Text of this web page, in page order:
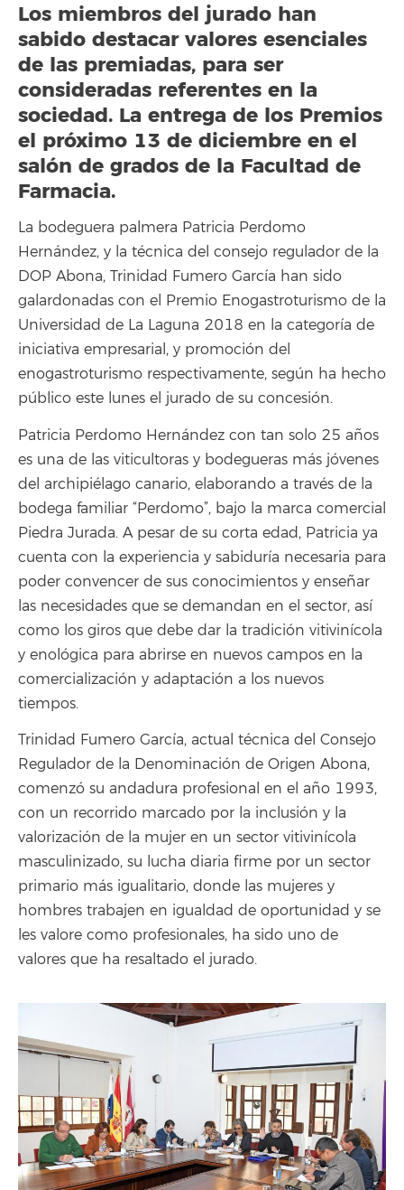
Los miembros del jurado han
sabido destacar valores esenciales
de las premiadas, para ser
consideradas referentes en la
sociedad. La entrega de los Premios
el próximo 13 de diciembre en el
salón de grados de la Facultad de
Farmacia.
La bodeguera palmera Patricia Perdomo
Hernández, y la técnica del consejo regulador de la
DOP Abona, Trinidad Fumero García han sido
galardonadas con el Premio Enogastroturismo de la
Universidad de La Laguna 2018 en la categoría de
iniciativa empresarial, y promoción del
enogastroturismo respectivamente, según ha hecho
público este lunes el jurado de su concesión.
Patricia Perdomo Hernández con tan solo 25 años
es una de las viticultoras y bodegueras más jóvenes
del archipiélago canario, elaborando a través de la
bodega familiar “Perdomo”, bajo la marca comercial
Piedra Jurada. A pesar de su corta edad, Patricia ya
cuenta con la experiencia y sabiduría necesaria para
poder convencer de sus conocimientos y enseñar
las necesidades que se demandan en el sector, así
como los giros que debe dar la tradición vitivinícola
y enológica para abrirse en nuevos campos en la
comercialización y adaptación a los nuevos
tiempos.
Trinidad Fumero García, actual técnica del Consejo
Regulador de la Denominación de Origen Abona,
comenzó su andadura profesional en el año 1993,
con un recorrido marcado por la inclusión y la
valorización de la mujer en un sector vitivinícola
masculinizado, su lucha diaria firme por un sector
primario más igualitario, donde las mujeres y
hombres trabajen en igualdad de oportunidad y se
les valore como profesionales, ha sido uno de
valores que ha resaltado el jurado.